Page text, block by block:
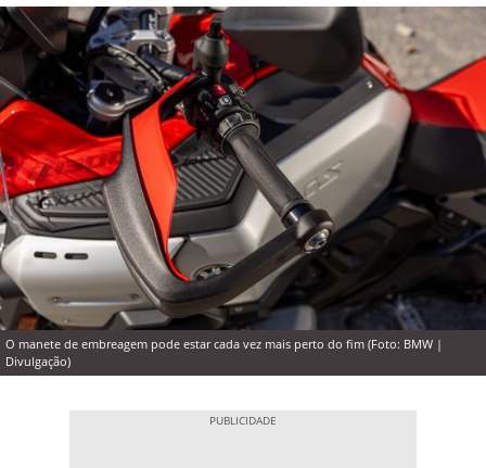
O manete de embreagem pode estar cada vez mais perto do fim (Foto: BMW |
Divulgação)